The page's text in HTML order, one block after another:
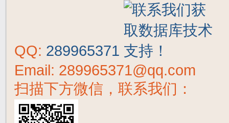
QQ: 289965371
Email: 289965371@qq.com
扫描下方微信，联系我们：